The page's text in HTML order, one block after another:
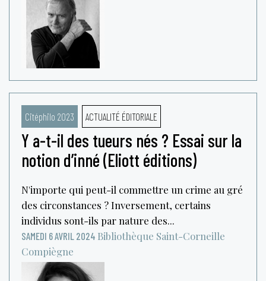
Citéphilo 2023 ACTUALITÉ ÉDITORIALE
Y a-t-il des tueurs nés ? Essai sur la
notion d’inné (Eliott éditions)
N'importe qui peut-il commettre un crime au gré
des circonstances ? Inversement, certains
individus sont-ils par nature des...
SAMEDI 6 AVRIL 2024 Bibliothèque Saint-Corneille
Compiègne